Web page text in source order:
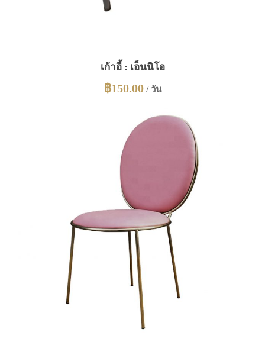
เก้าอี้ : เอ็นนิโอ
฿150.00/ วัน